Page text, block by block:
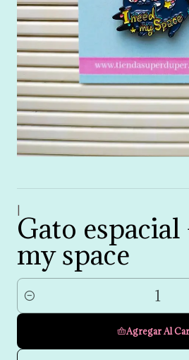
Gato
my space
Cantidad
Agregar Al